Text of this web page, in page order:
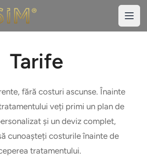
Tarife
fără costuri ascunse. Înainte
veți primi un plan de
și un deviz complet,
cunoașteți costurile înainte de
tratamentului.